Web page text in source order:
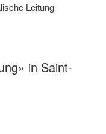
Leitung
in Saint-